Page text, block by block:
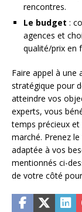
rencontres.
Le budget :
agences et
qualité/prix en
Faire appel à une
stratégique pour
atteindre vos
experts, vous
temps précieux et
marché. Prenez
adaptée à vos
mentionnés ci-
de votre côté